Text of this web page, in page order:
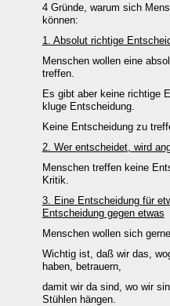
4 Gründe, warum sich
können:
1. Absolut richtige
Menschen wollen eine
treffen.
Es gibt aber keine richtige
kluge Entscheidung.
Keine Entscheidung zu
2. Wer entscheidet, wird
Menschen treffen keine
Kritik.
3. Eine Entscheidung für
Entscheidung gegen etwas
Menschen wollen sich
Wichtig ist, daß wir das,
haben, betrauern,
damit wir da sind, wo wir
Stühlen hängen.